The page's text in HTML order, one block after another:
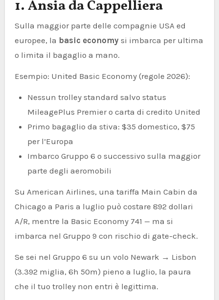
1. Ansia da Cappelliera
Sulla maggior parte delle compagnie USA ed
europee, la basic economysi imbarca per ultima
o limita il bagaglio a mano.
Esempio: United Basic Economy (regole 2026):
Nessun trolley standard salvo status
MileagePlus Premier o carta di credito United
Primo bagaglio da stiva: $35 domestico, $75
per l’Europa
Imbarco Gruppo 6 o successivo sulla maggior
parte degli aeromobili
Su American Airlines, una tariffa Main Cabin da
Chicago a Paris a luglio può costare 892 dollari
A/R, mentre la Basic Economy 741 — ma si
imbarca nel Gruppo 9 con rischio di gate-check.
Se sei nel Gruppo 6 su un volo Newark → Lisbon
(3.392 miglia, 6h 50m) pieno a luglio, la paura
che il tuo trolley non entri è legittima.